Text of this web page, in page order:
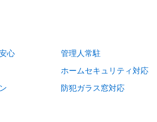
心 管理人常駐
ホームセキュリティ対応
防犯ガラス窓対応